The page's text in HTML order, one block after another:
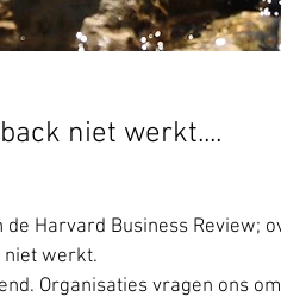
niet werkt....
de Harvard Business Review;
werkt.
Organisaties vragen ons